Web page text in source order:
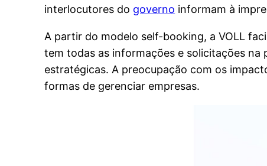
interlocutores do governo informam à
A partir do modelo self-booking, a VOLL
tem todas as informações e solicitações na
estratégicas. A preocupação com os
formas de gerenciar empresas.